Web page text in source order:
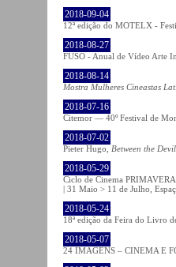
2018-09-04
12ª edição do MOTELX -
2018-08-27
FUSO - Anual de Vídeo Arte
2018-08-14
Mostra Mulheres Cineastas
2018-07-16
Citemor — 40º Festival de
2018-07-02
Pieter Hugo, Between the
2018-05-29
Ciclo de Cinema
| 31 Maio > 11 de Julho,
2018-05-24
18ª edição da Feira do Livro
2018-05-07
24 IMAGENS – CINEMA E